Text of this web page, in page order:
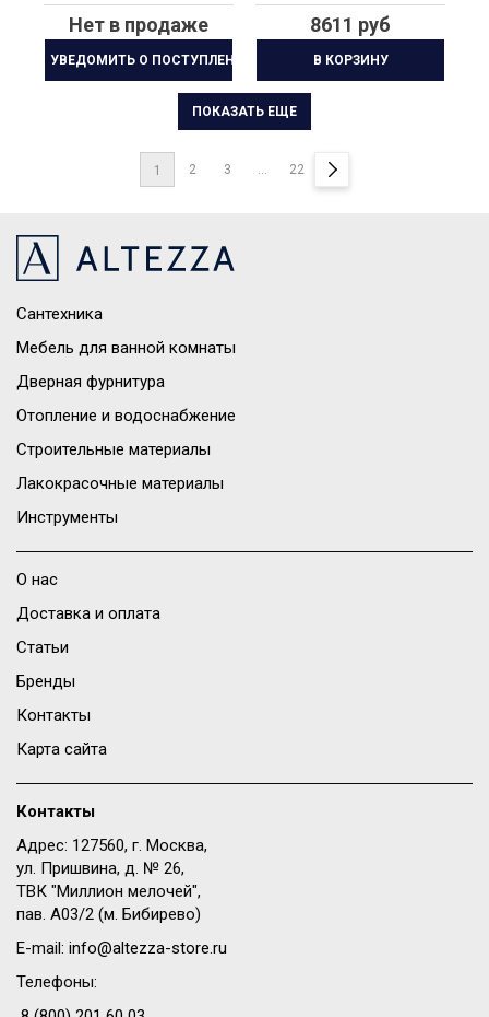
Нет в продаже
УВЕДОМИТЬ О ПОСТУПЛЕНИИ
8611 руб
В КОРЗИНУ
1 2 3 ... 22
ПОКАЗАТЬ ЕЩЕ
Сантехника
Мебель для ванной комнаты
Дверная фурнитура
Отопление и водоснабжение
Строительные материалы
Лакокрасочные материалы
Инструменты
О нас
Доставка и оплата
Статьи
Бренды
Контакты
Карта сайта
Контакты
Адрес: 127560, г. Москва,
ул. Пришвина, д. № 26,
ТВК "Миллион мелочей",
пав. A03/2 (м. Бибирево)
E-mail: info@altezza-store.ru
Телефоны: